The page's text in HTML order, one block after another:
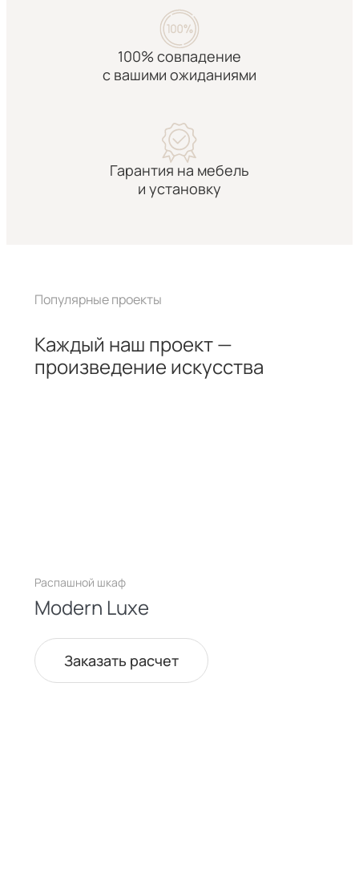
100% совпадение
с вашими ожиданиями
Гарантия на мебель
и установку
Популярные проекты
Каждый наш проект —
произведение искусства
Распашной шкаф
Modern Luxe
Заказать расчет